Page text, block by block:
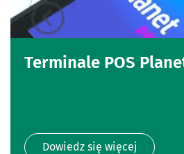
Terminale POS
Dowiedz się więcej